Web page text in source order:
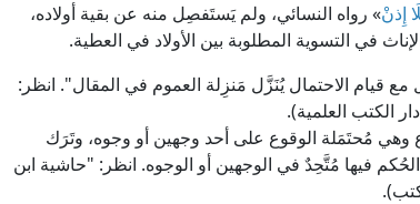
إِذنْ» رواه النسائي، ولم يَستَفصِل منه عن بقية أولاده،
في التسوية المطلوبة بين الأولاد في العطية.
قيام الاحتمال يُنَزَّل مَنزِلة العموم في المقال". انظر:
وهي مُحتَمَلة الوقوع على أحد وجهين أو وجوه، وتَرَك
فيها مُتَّحِدٌ في الوجهين أو الوجوه. انظر: "حاشية ابن